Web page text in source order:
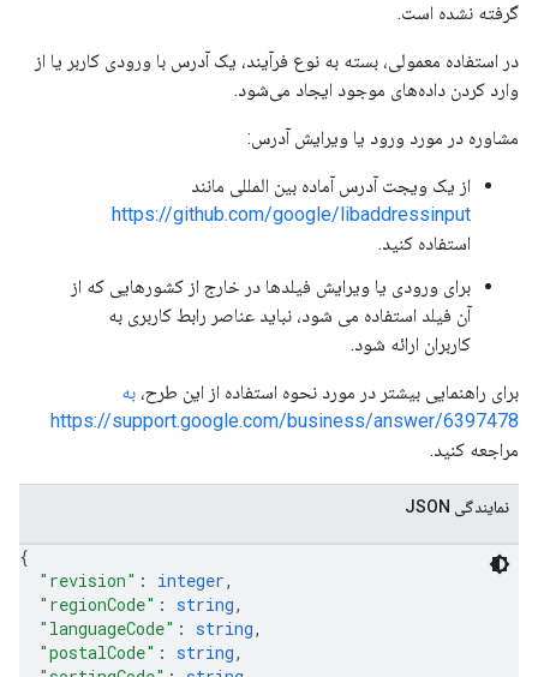
گرفته نشده است.
در استفاده معمولی، بسته به نوع فرآیند، یک آدرس با ورودی کاربر یا از
وارد کردن داده‌های موجود ایجاد می‌شود.
مشاوره در مورد ورود یا ویرایش آدرس:
از یک ویجت آدرس آماده بین المللی مانند
https://github.com/google/libaddressinput
استفاده کنید.
برای ورودی یا ویرایش فیلدها در خارج از کشورهایی که از
آن فیلد استفاده می شود، نباید عناصر رابط کاربری به
کاربران ارائه شود.
برای راهنمایی بیشتر در مورد نحوه استفاده از این طرح، به
https://support.google.com/business/answer/6397478
مراجعه کنید.
نمایندگی JSON
{
"revision" : integer,
"regionCode" : string,
"languageCode" : string,
"postalCode" : string,